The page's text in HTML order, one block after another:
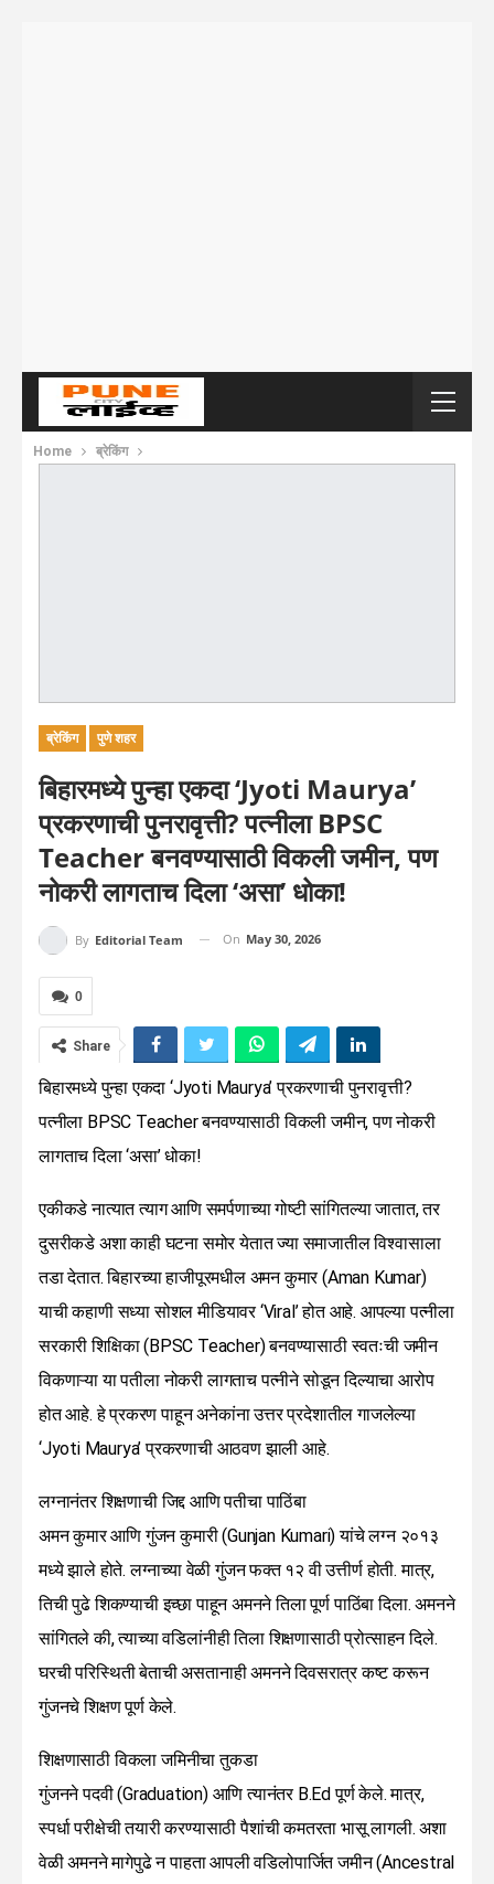
Home ब्रेकिंग
ब्रेकिंग पुणे शहर
बिहारमध्ये पुन्हा एकदा ‘Jyoti Maurya’
प्रकरणाची पुनरावृत्ती? पत्नीला BPSC
Teacher बनवण्यासाठी विकली जमीन, पण
नोकरी लागताच दिला ‘असा’ धोका!
By Editorial Team On May 30, 2026
0
Share
बिहारमध्ये पुन्हा एकदा ‘Jyoti Maurya’ प्रकरणाची पुनरावृत्ती?
पत्नीला BPSC Teacher बनवण्यासाठी विकली जमीन, पण नोकरी
लागताच दिला ‘असा’ धोका!
एकीकडे नात्यात त्याग आणि समर्पणाच्या गोष्टी सांगितल्या जातात, तर
दुसरीकडे अशा काही घटना समोर येतात ज्या समाजातील विश्वासाला
तडा देतात. बिहारच्या हाजीपूरमधील अमन कुमार (Aman Kumar)
याची कहाणी सध्या सोशल मीडियावर ‘Viral’ होत आहे. आपल्या पत्नीला
सरकारी शिक्षिका (BPSC Teacher) बनवण्यासाठी स्वतःची जमीन
विकणाऱ्या या पतीला नोकरी लागताच पत्नीने सोडून दिल्याचा आरोप
होत आहे. हे प्रकरण पाहून अनेकांना उत्तर प्रदेशातील गाजलेल्या
‘Jyoti Maurya’ प्रकरणाची आठवण झाली आहे.
लग्नानंतर शिक्षणाची जिद्द आणि पतीचा पाठिंबा
अमन कुमार आणि गुंजन कुमारी (Gunjan Kumari) यांचे लग्न २०१३
मध्ये झाले होते. लग्नाच्या वेळी गुंजन फक्त १२ वी उत्तीर्ण होती. मात्र,
तिची पुढे शिकण्याची इच्छा पाहून अमनने तिला पूर्ण पाठिंबा दिला. अमनने
सांगितले की, त्याच्या वडिलांनीही तिला शिक्षणासाठी प्रोत्साहन दिले.
घरची परिस्थिती बेताची असतानाही अमनने दिवसरात्र कष्ट करून
गुंजनचे शिक्षण पूर्ण केले.
शिक्षणासाठी विकला जमिनीचा तुकडा
गुंजनने पदवी (Graduation) आणि त्यानंतर B.Ed पूर्ण केले. मात्र,
स्पर्धा परीक्षेची तयारी करण्यासाठी पैशांची कमतरता भासू लागली. अशा
वेळी अमनने मागेपुढे न पाहता आपली वडिलोपार्जित जमीन (Ancestral